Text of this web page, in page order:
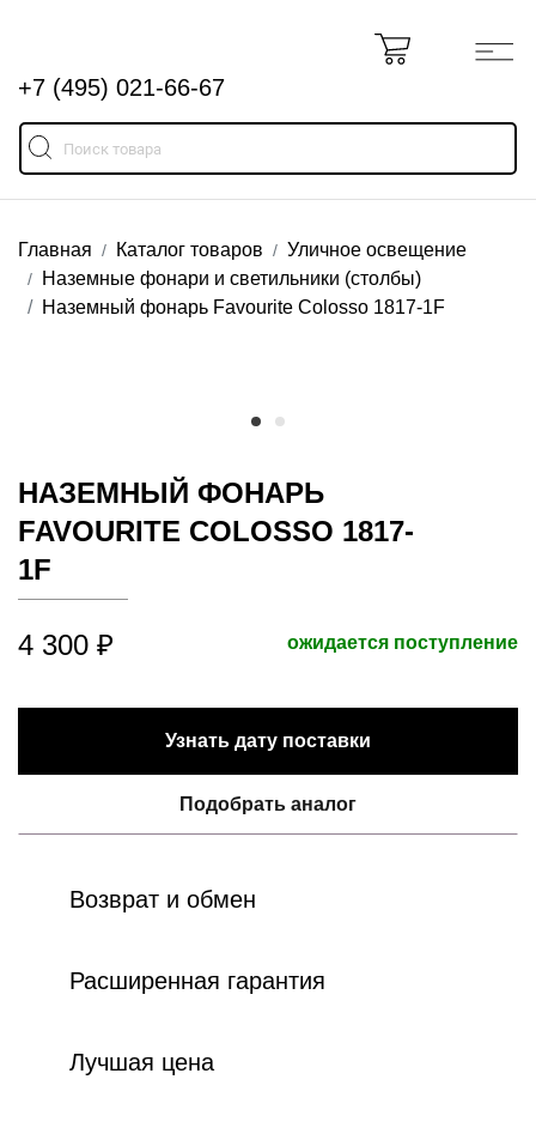
+7 (495) 021-66-67
Главная Каталог товаров
Уличное освещение
Наземные фонари и светильники (столбы)
Наземный фонарь Favourite Colosso 1817-1F
НАЗЕМНЫЙ ФОНАРЬ
FAVOURITE COLOSSO 1817-
1F
4 300 ₽ ожидается поступление
Узнать дату поставки
Подобрать аналог
Возврат и обмен
Расширенная гарантия
Лучшая цена